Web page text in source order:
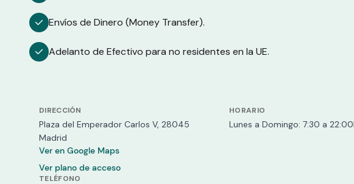
Envíos de Dinero (Money Transfer).
Adelanto de Efectivo para no residentes en la UE.
DIRECCIÓN
Plaza del Emperador Carlos V, 28045
Madrid
Ver en Google Maps
Ver plano de acceso
TELÉFONO
HORARIO
Lunes a Domingo: 7:30 a